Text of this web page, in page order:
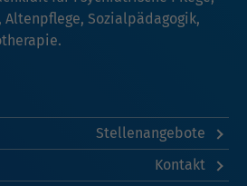
Sozialpädagogik,
Stellenangebote
Kontakt